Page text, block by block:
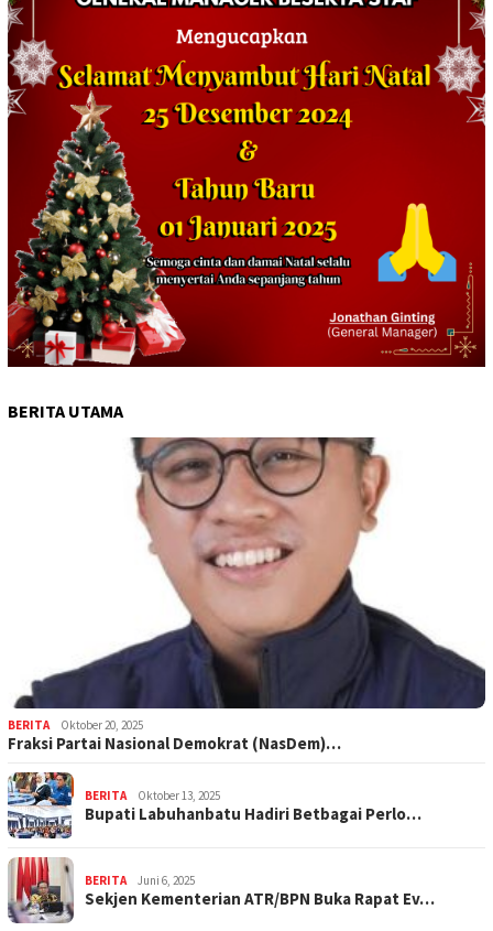
BERITA UTAMA
BERITA Oktober 20, 2025
Fraksi Partai Nasional Demokrat (NasDem)…
BERITA Oktober 13, 2025
Bupati Labuhanbatu Hadiri Betbagai Perlo…
BERITA Juni 6, 2025
Sekjen Kementerian ATR/BPN Buka Rapat Ev…